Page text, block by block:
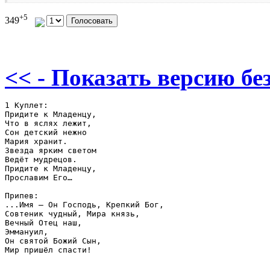
349+5
<< - Показать версию
1 Куплет:
Придите к Младенцу,
Что в яслях лежит,
Сон детский нежно
Мария хранит.
Звезда ярким светом
Ведёт мудрецов.
Придите к Младенцу,
Прославим Его…
Припев:
...Имя — Он Господь, Крепкий Бог,
Совтеник чудный, Мира князь,
Вечный Отец наш,
Эммануил,
Он святой Божий Сын,
Мир пришёл спасти!